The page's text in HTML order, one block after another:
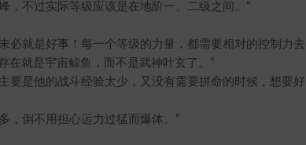
不过实际等级应该是在地阶一、二级之间。”
就是好事！每一个等级的力量，都需要相对的控制力去
就是宇宙鲸鱼，而不是武神叶玄了。”
是他的战斗经验太少，又没有需要拼命的时候，想要好
倒不用担心运力过猛而爆体。”